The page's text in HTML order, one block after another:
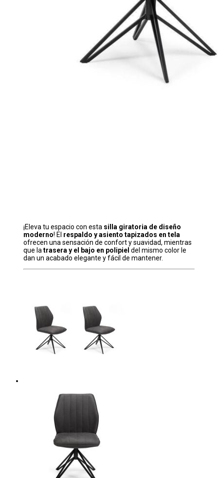
¡Eleva tu espacio con esta silla giratoria de diseño
moderno! El respaldo y asiento tapizados en tela
ofrecen una sensación de confort y suavidad, mientras
que latrasera y el bajo en polipiel del mismo color le
dan un acabado elegante y fácil de mantener.